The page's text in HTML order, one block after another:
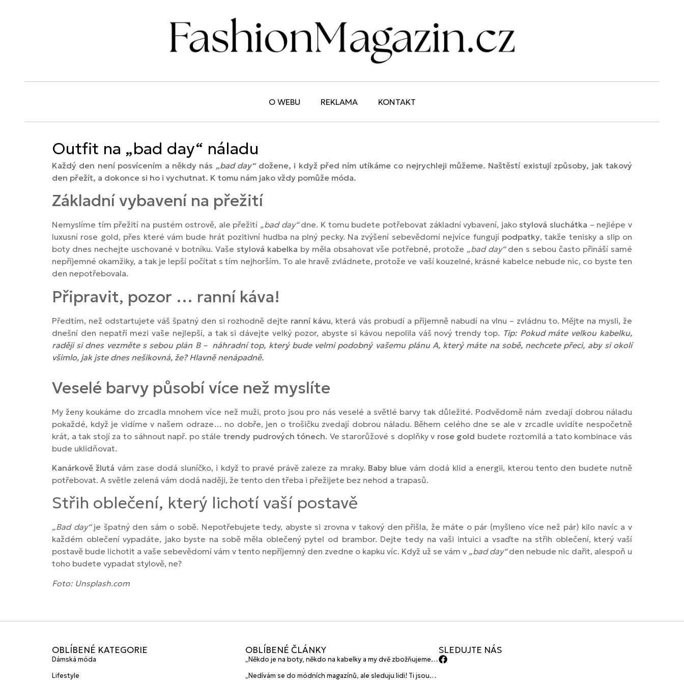
O WEBU REKLAMA KONTAKT
Outfit na „bad day“ náladu
Každý den není posvícením a někdy nás „bad day“dožene, i když před ním utíkáme co nejrychleji můžeme. Naštěstí existují způsoby, jak takový
den přežít, a dokonce si ho i vychutnat. K tomu nám jako vždy pomůže móda.
Základní vybavení na přežití
Nemyslíme tím přežití na pustém ostrově, ale přežití „bad day“dne. K tomu budete potřebovat základní vybavení, jako stylová sluchátka – nejlépe v
luxusní rose gold, přes které vám bude hrát pozitivní hudba na plný pecky. Na zvýšení sebevědomí nejvíce fungují podpatky, takže tenisky a slip on
boty dnes nechejte uschované v botníku. Vaše stylová kabelka by měla obsahovat vše potřebné, protože „bad day“den s sebou často přináší samé
nepříjemné okamžiky, a tak je lepší počítat s tím nejhorším. To ale hravě zvládnete, protože ve vaší kouzelné, krásné kabelce nebude nic, co byste ten
den nepotřebovala.
Připravit, pozor … ranní káva!
Předtím, než odstartujete váš špatný den si rozhodně dejte ranní kávu, která vás probudí a příjemně nabudí na vlnu – zvládnu to. Mějte na mysli, že
dnešní den nepatří mezi vaše nejlepší, a tak si dávejte velký pozor, abyste si kávou nepolila váš nový trendy top. Tip: Pokud máte velkou kabelku,
raději si dnes vezměte s sebou plán B – náhradní top, který bude velmi podobný vašemu plánu A, který máte na sobě, nechcete přeci, aby si okolí
všimlo, jak jste dnes nešikovná, že? Hlavně nenápadně.
Veselé barvy působí více než myslíte
My ženy koukáme do zrcadla mnohem více než muži, proto jsou pro nás veselé a světlé barvy tak důležité. Podvědomě nám zvedají dobrou náladu
pokaždé, když je vidíme v našem odraze… no dobře, jen o trošičku zvedají dobrou náladu. Během celého dne se ale v zrcadle uvidíte nespočetně
krát, a tak stojí za to sáhnout např. po stále trendy pudrových tónech. Ve starorůžové s doplňky v rose gold budete roztomilá a tato kombinace vás
bude uklidňovat.
Kanárkově žlutá vám zase dodá sluníčko, i když to pravé právě zaleze za mraky. Baby blue vám dodá klid a energii, kterou tento den budete nutně
potřebovat. A světle zelená vám dodá naději, že tento den třeba i přežijete bez nehod a trapasů.
Střih oblečení, který lichotí vaší postavě
„Bad day“je špatný den sám o sobě. Nepotřebujete tedy, abyste si zrovna v takový den přišla, že máte o pár (myšleno více než pár) kilo navíc a v
každém oblečení vypadáte, jako byste na sobě měla oblečený pytel od brambor. Dejte tedy na vaši intuici a vsaďte na střih oblečení, který vaší
postavě bude lichotit a vaše sebevědomí vám v tento nepříjemný den zvedne o kapku víc. Když už se vám v „bad day“den nebude nic dařit, alespoň u
toho budete vypadat stylově, ne?
Foto: Unsplash.com
OBLÍBENÉ KATEGORIE
Dámská móda
Lifestyle
OBLÍBENÉ ČLÁNKY
„Někdo je na boty, někdo na kabelky a my dvě zbožňujeme
značky HANAJANA Swimwear
„Nedívám se do módních magazínů, ale sleduju lidi! Ti jsou
SLEDUJTE NÁS